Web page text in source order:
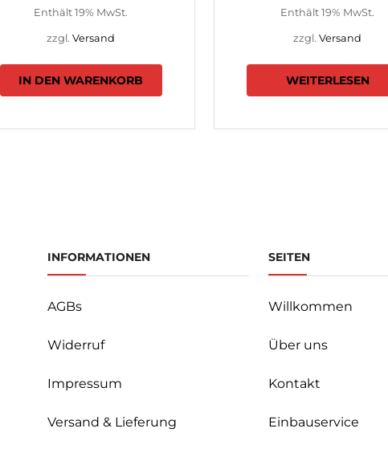
Enthält 19% MwSt.
zzgl.Versand
IN DEN WARENKORB
Enthält 19% MwSt.
zzgl.Versand
WEITERLESEN
INFORMATIONEN
AGBs
Widerruf
Impressum
Versand & Lieferung
SEITEN
Willkommen
Über uns
Kontakt
Einbauservice